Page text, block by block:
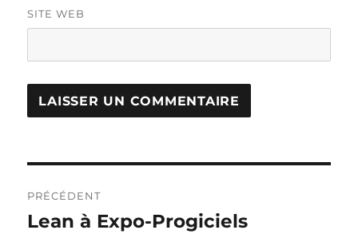
SITE WEB
de
PRÉCÉDENT
Publication
Lean à Expo-Progiciels